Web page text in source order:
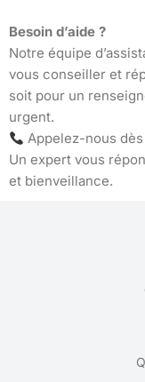
Besoin d’aide ?
Notre équipe
vous conseiller et
soit pour un
urgent.
Appelez-nous
Un expert vous
et bienveillance.